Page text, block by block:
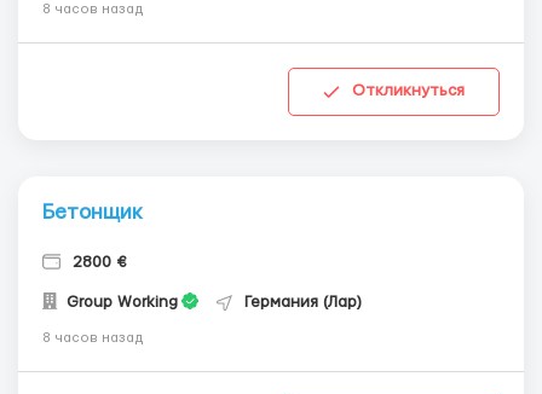
8 часов назад
Откликнуться
Бетонщик
2800 €
Group Working Германия (Лар)
8 часов назад